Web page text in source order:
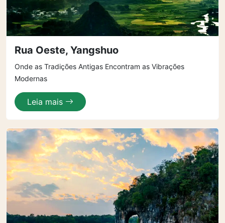
Rua Oeste, Yangshuo
Onde as Tradições Antigas Encontram as Vibrações
Modernas
Leia mais